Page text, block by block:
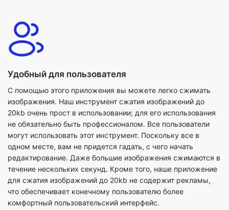
Удобный для пользователя
С помощью этого приложения вы можете легко сжимать
20kb очень прост в использовании; для его использования
могут использовать этот инструмент. Поскольку все в
одном месте, вам не придется гадать, с чего начать
редактирование. Даже большие изображения сжимаются в
течение нескольких секунд. Кроме того, наше приложение
для сжатия изображений до 20kb не содержит рекламы,
что обеспечивает конечному пользователю более
комфортный пользовательский интерфейс.